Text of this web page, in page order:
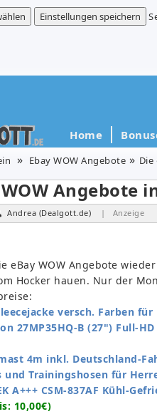
Einstellungen speichern
Home
Ebay WOW Angebote
Angebote
Andrea (Dealgott.de) | Anzeige
eBay WOW Angebote
Hocker hauen. Nur der
versch. Farben für
27MP35HQ-B (27") Full-
4m inkl. Deutschland-
und Trainingshosen für
A+++ CSM-837AF Kühl-
10,00€)